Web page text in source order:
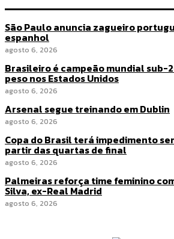
São Paulo anuncia zagueiro
espanhol
agosto 6, 2026
Brasileiro é campeão mundial sub-
peso nos Estados Unidos
agosto 6, 2026
Arsenal segue treinando em Dublin
agosto 6, 2026
Copa do Brasil terá impedimento
partir das quartas de final
agosto 6, 2026
Palmeiras reforça time feminino
Silva, ex-Real Madrid
agosto 6, 2026